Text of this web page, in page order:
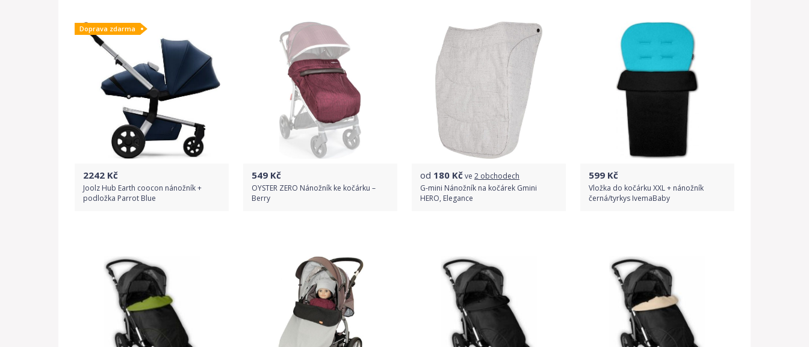
Detail produktu Detail produktu Detail produktu Detail produktu
Doprava zdarma
2242 Kč
Joolz Hub Earth coocon nánožník +
podložka Parrot Blue
Detail produktu
549 Kč
OYSTER ZERO Nánožník ke kočárku –
Berry
Detail produktu
od 180 Kčve 2 obchodech
G-mini Nánožník na kočárek Gmini
HERO, Elegance
599 Kč
Vložka do kočárku XXL + nánožník
černá/tyrkys IvemaBaby
Detail produktu